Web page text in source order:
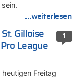
....weiterlesen
1
Gilloise
League
Freitag